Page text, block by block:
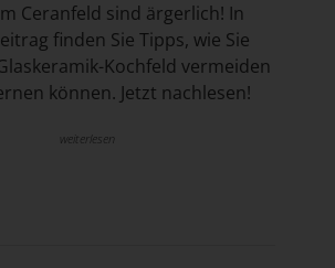
Ceranfeld sind ärgerlich! In
finden Sie Tipps, wie Sie
Kochfeld vermeiden
können. Jetzt nachlesen!
weiterlesen